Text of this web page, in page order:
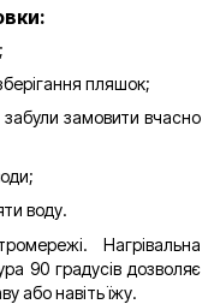
пляшок;
замовити вчасно
воду.
Нагрівальна
90 градусів дозволяє
або навіть їжу.